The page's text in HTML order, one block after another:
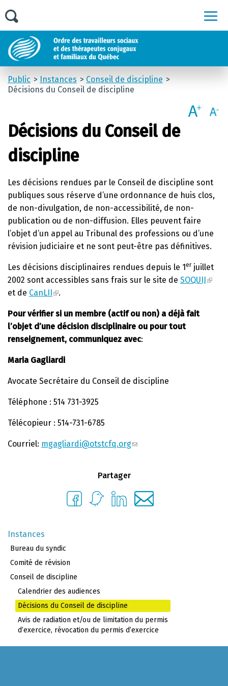
Public Instances
Conseil de discipline
Décisions du Conseil de discipline
Décisions du Conseil de
discipline
Les décisions rendues par le Conseil de discipline sont
publiques sous réserve d’une ordonnance de huis clos,
de non-divulgation, de non-accessibilité, de non-
publication ou de non-diffusion. Elles peuvent faire
l’objet d’un appel au Tribunal des professions ou d’une
révision judiciaire et ne sont peut-être pas définitives.
Les décisions disciplinaires rendues depuis le 1erjuillet
2002 sont accessibles sans frais sur le site de SOQUIJ
et de CanLII .
Pour vérifier si un membre (actif ou non) a déjà fait
l’objet d’une décision disciplinaire ou pour tout
renseignement, communiquez avec:
Maria Gagliardi
Avocate Secrétaire du Conseil de discipline
Téléphone : 514 731-3925
Télécopieur : 514-731-6785
Courriel: mgagliardi@otstcfq.org
Partager
Instances
Bureau du syndic
Comité de révision
Conseil de discipline
Calendrier des audiences
Décisions du Conseil de discipline
Avis de radiation et/ou de limitation du permis
d’exercice, révocation du permis d’exercice